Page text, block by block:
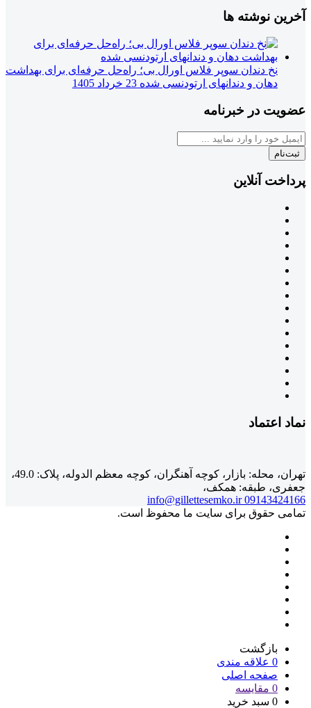
آخرین نوشته ها
نخ دندان سوپر فلاس اورال بی؛ راه‌حل حرفه‌ای برای بهداشت
دهان و دندانهای ارتودنسی شده 23 خرداد 1405
عضویت در خبرنامه
ثبت‌نام
پرداخت آنلاین
نماد اعتماد
تهران، محله: بازار، کوچه آهنگران، کوچه معظم الدوله، پلاک: 49.0،
جعفری، طبقه: همکف،
09143424166
info@gillettesemko.ir
تمامی حقوق برای سایت ما محفوظ است.
بازگشت
0 علاقه مندی
صفحه اصلی
0 مقایسه
0 سبد خرید